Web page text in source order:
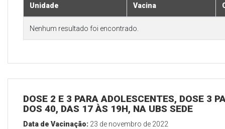
Unidade Vacina
Nenhum resultado foi encontrado.
DOSE 2 E 3 PARA ADOLESCENTES, DOSE 3
DOS 40, DAS 17 ÀS 19H, NA UBS SEDE
Data de Vacinação: 23 de novembro de 2022